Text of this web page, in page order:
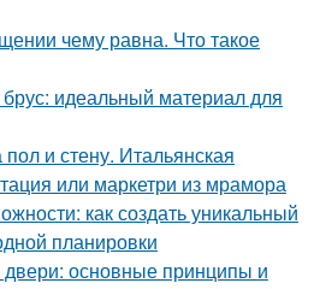
чему равна. Что такое
идеальный материал для
и стену. Итальянская
или маркетри из мрамора
как создать уникальный
планировки
основные принципы и